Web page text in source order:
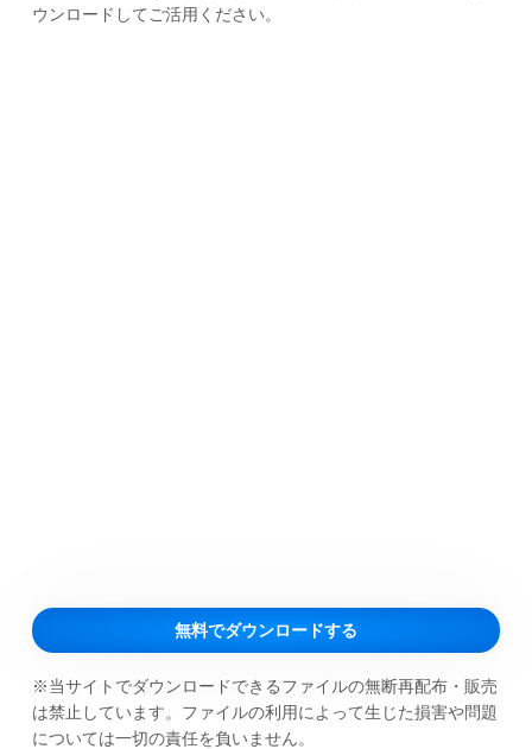
ウンロードしてご活用ください。
無料でダウンロードする
※当サイトでダウンロードできるファイルの無断再配布・販売
は禁止しています。ファイルの利用によって生じた損害や問題
については一切の責任を負いません。